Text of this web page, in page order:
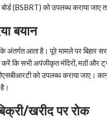
बोर्ड (BSBRT) को उपलब्ध कराया
बयान
के अंतर्गत आता है। पूरे मामले पर
करें कि सभी अपंजीकृत मंदिरों, मठों
को उपलब्ध कराया जाए।
/खरीद पर रोक